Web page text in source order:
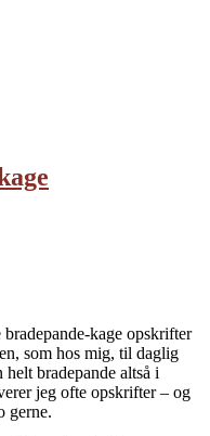
kage opskrifter
som hos mig, til daglig
helt bradepande altså i
jeg ofte opskrifter – og
gerne.